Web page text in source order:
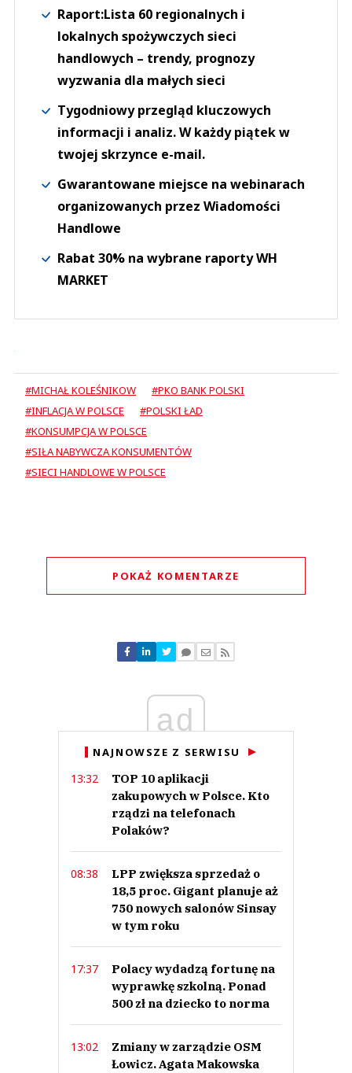
Raport:Lista 60 regionalnych i
lokalnych spożywczych sieci
handlowych – trendy, prognozy
wyzwania dla małych sieci
Tygodniowy przegląd kluczowych
informacji i analiz. W każdy piątek w
twojej skrzynce e-mail.
Gwarantowane miejsce na webinarach
organizowanych przez Wiadomości
Handlowe
Rabat 30% na wybrane raporty WH
MARKET
#MICHAŁ KOLEŚNIKOW
#PKO BANK POLSKI
#INFLACJA W POLSCE
#POLSKI ŁAD
#KONSUMPCJA W POLSCE
#SIŁA NABYWCZA KONSUMENTÓW
#SIECI HANDLOWE W POLSCE
POKAŻ KOMENTARZE
Kris
11.10.2021 / 13:28
This comment was minimized by the moderator on the site
Opinie PKO BP nie są wiarygodne bo bank jest kontrolowany przez pis. Pis
niszczy naszą gospodarkę poprzez swoje niekompetentne kadry, które są
bardzo wysoko opłacane, poprzez brak wiedzy ekonomicznej, poprzez
niszczenie demokracji i brak zaufania...
Opinie PKO BP nie są wiarygodne bo bank jest kontrolowany przez pis. Pis
bardzo wysoko opłacane, poprzez brak wiedzy ekonomicznej, poprzez
nieracjonalne, korupcyjne wydatki - np. zakupy czołgów i samolotów z USA
bez przetargu i offsetu, strasznie za to przepłacamy ale może ktoś na tym
zarabia ?
Czytaj całość
Kris
0
0
Imię (Wymagane)
ad
NAJNOWSZE Z SERWISU
13:32
TOP 10 aplikacji
zakupowych w Polsce. Kto
rządzi na telefonach
Polaków?
08:38
LPP zwiększa sprzedaż o
18,5 proc. Gigant planuje aż
750 nowych salonów Sinsay
w tym roku
17:37
Polacy wydadzą fortunę na
wyprawkę szkolną. Ponad
500 zł na dziecko to norma
13:02
Zmiany w zarządzie OSM
Łowicz. Agata Makowska